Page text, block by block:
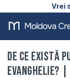
Vrei
De ce există
Evanghelie?